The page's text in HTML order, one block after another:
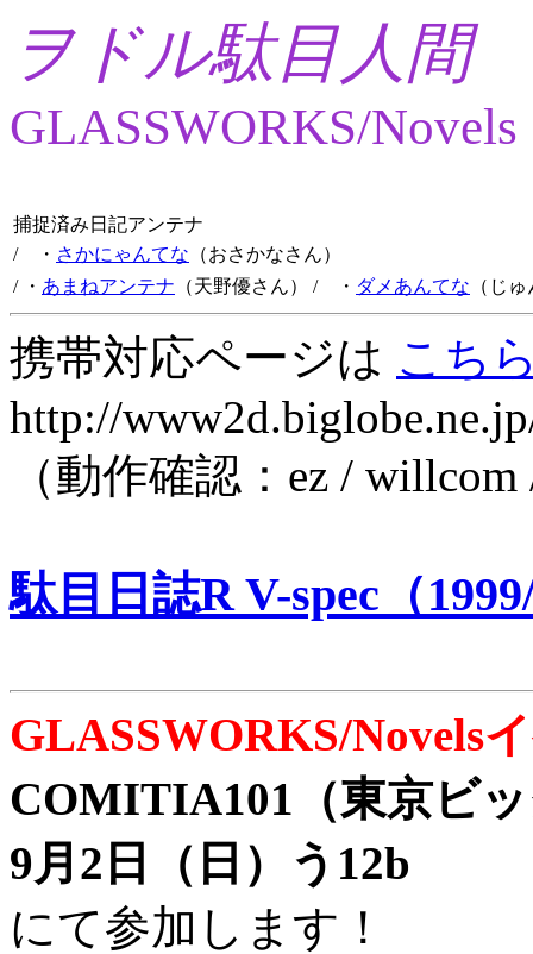
ヲドル駄目人間
GLASSWORKS/Novels
捕捉済み日記アンテナ
/ ・ さかにゃんてな （おさかなさん）
/ ・ あまねアンテナ （天野優さん） / ・ ダメあんてな （じ
携帯対応ページは こち
http://
（動作確認：ez /
駄目日誌R V-spec（
GLASSWORKS/Novels
COMITIA101（東京ビ
9月2日（日）う12b
にて参加します！